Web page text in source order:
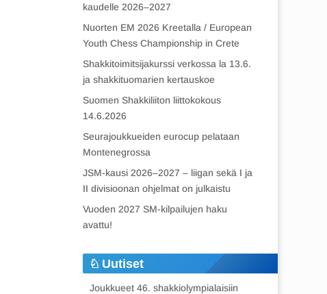
kaudelle 2026–2027
Nuorten EM 2026 Kreetalla / European
Youth Chess Championship in Crete
Shakkitoimitsijakurssi verkossa la 13.6.
ja shakkituomarien kertauskoe
Suomen Shakkiliiton liittokokous
14.6.2026
Seurajoukkueiden eurocup pelataan
Montenegrossa
JSM-kausi 2026–2027 – liigan sekä I ja
II divisioonan ohjelmat on julkaistu
Vuoden 2027 SM-kilpailujen haku
avattu!
Uutiset
Joukkueet 46. shakkiolympialaisiin